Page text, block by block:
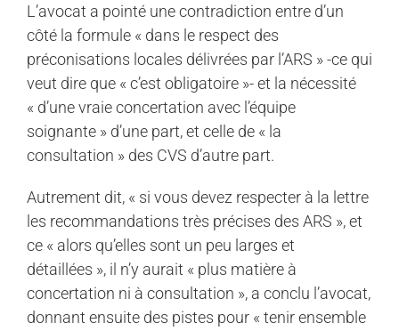
L’avocat a pointé une contradiction entre d’un
côté la formule « dans le respect des
préconisations locales délivrées par l’ARS » -ce qui
veut dire que « c’est obligatoire »- et la nécessité
« d’une vraie concertation avec l’équipe
soignante » d’une part, et celle de « la
consultation » des CVS d’autre part.
Autrement dit, « si vous devez respecter à la lettre
les recommandations très précises des ARS », et
ce « alors qu’elles sont un peu larges et
détaillées », il n’y aurait « plus matière à
concertation ni à consultation », a conclu l’avocat,
donnant ensuite des pistes pour « tenir ensemble